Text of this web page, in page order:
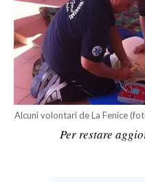
POLITICA
ECONOMIA
SERVIZI ALLE IMPRESE
LAVORO
BANDI
Alcuni volontari de La Fenice
Per restare